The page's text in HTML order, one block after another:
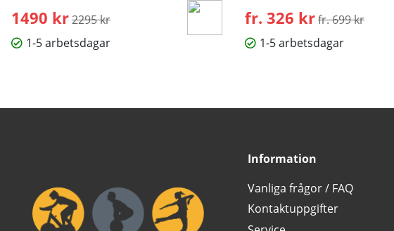
Bruksanvisning / manual »
1490 kr Ordinarie pris:
2295 kr
1-5 arbetsdagar
fr. 326 krOrdinarie pris:
fr. 699 kr
1-5 arbetsdagar
Information
Vanliga frågor / FAQ
Kontaktuppgifter